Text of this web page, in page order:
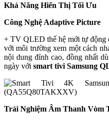
Khả Năng Hiển Thị Tối Ưu
Công Nghệ Adaptive Picture
+ TV QLED thế hệ mới tự động
với môi trường xem một cách
nội dung đỉnh cao, đồng nhất
ngày với smart tivi Samsung
Trải Nghiệm Âm Thanh Vòm